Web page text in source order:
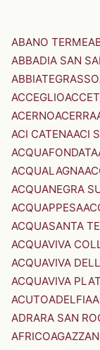
ABANO TERME
ABBADIA SAN
ABBIATEGRASSO
ACCEGLIO
ACERNOACERRA
ACI CATENAACI
ACQUAFONDATA
ACQUALAGNA
ACQUANEGRA
ACQUAPPESA
ACQUASANTA
ACQUAVIVA
ACQUAVIVA
ACQUAVIVA
ACUTOADELFIA
ADRARA SAN
AFRICO